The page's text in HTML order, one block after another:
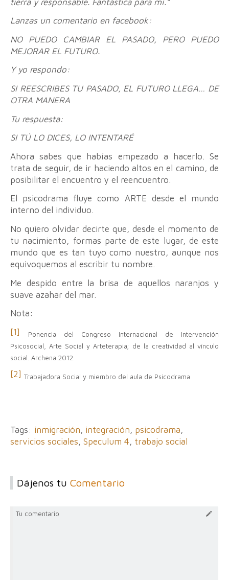
Lanzas un comentario en facebook:
NO PUEDO CAMBIAR EL PASADO, PERO PUEDO
MEJORAR EL FUTURO.
Y yo respondo:
SI REESCRIBES TU PASADO, EL FUTURO LLEGA… DE
OTRA MANERA
Tu respuesta:
SI TÚ LO DICES, LO INTENTARÉ
Ahora sabes que habías empezado a hacerlo. Se
trata de seguir, de ir haciendo altos en el camino, de
posibilitar el encuentro y el reencuentro.
El psicodrama fluye como ARTE desde el mundo
interno del individuo.
No quiero olvidar decirte que, desde el momento de
tu nacimiento, formas parte de este lugar, de este
mundo que es tan tuyo como nuestro, aunque nos
equivoquemos al escribir tu nombre.
Me despido entre la brisa de aquellos naranjos y
suave azahar del mar.
Nota:
[1]
Ponencia del Congreso Internacional de Intervención
Psicosocial, Arte Social y Arteterapia; de la creatividad al vínculo
social. Archena 2012.
[2] Trabajadora Social y miembro del aula de Psicodrama
Tags: inmigración, integración, psicodrama,
servicios sociales, Speculum 4, trabajo social
Dájenos tu Comentario
Tu comentario